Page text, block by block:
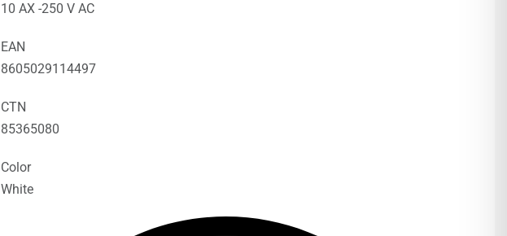
10 AX -250 V AC
EAN
8605029114497
CTN
85365080
Color
White